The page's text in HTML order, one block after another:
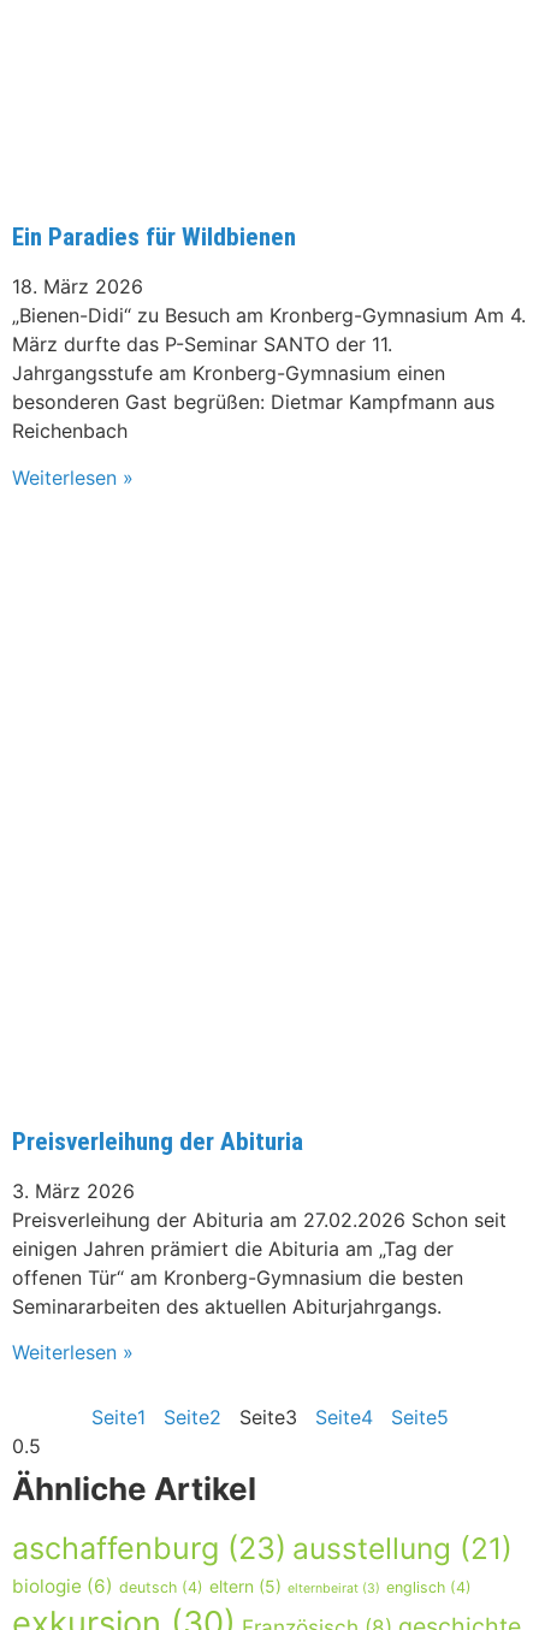
Ein Paradies für Wildbienen
18. März 2026
„Bienen-Didi“ zu Besuch am Kronberg-Gymnasium Am 4.
März durfte das P-Seminar SANTO der 11.
Jahrgangsstufe am Kronberg-Gymnasium einen
besonderen Gast begrüßen: Dietmar Kampfmann aus
Reichenbach
Weiterlesen »
Preisverleihung der Abituria
3. März 2026
Preisverleihung der Abituria am 27.02.2026 Schon seit
einigen Jahren prämiert die Abituria am „Tag der
offenen Tür“ am Kronberg-Gymnasium die besten
Seminararbeiten des aktuellen Abiturjahrgangs.
Weiterlesen »
Seite1 Seite2 Seite3 Seite4 Seite5
Ähnliche Artikel
aschaffenburg (23) ausstellung (21)
biologie (6) deutsch (4) eltern (5) elternbeirat (3) englisch (4)